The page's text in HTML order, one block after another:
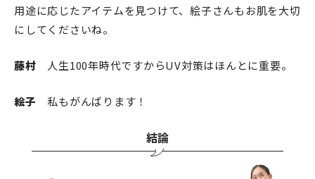
用途に応じたアイテムを見つけて、絵子さんもお肌を大切
にしてくださいね。
藤村 人生100年時代ですからUV対策はほんとに重要。
絵子 私もがんばります！
結論